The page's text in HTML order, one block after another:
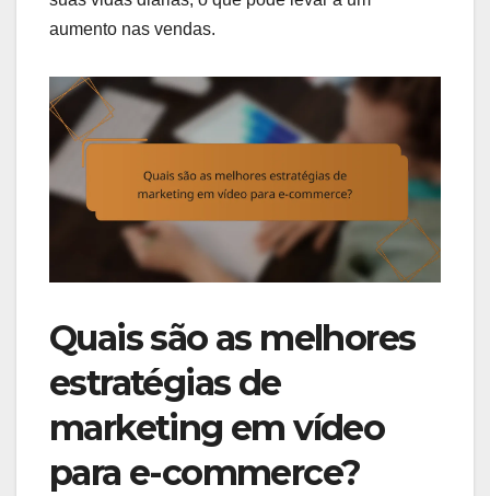
aumento nas vendas.
Quais são as melhores
estratégias de
marketing em vídeo
para e-commerce?